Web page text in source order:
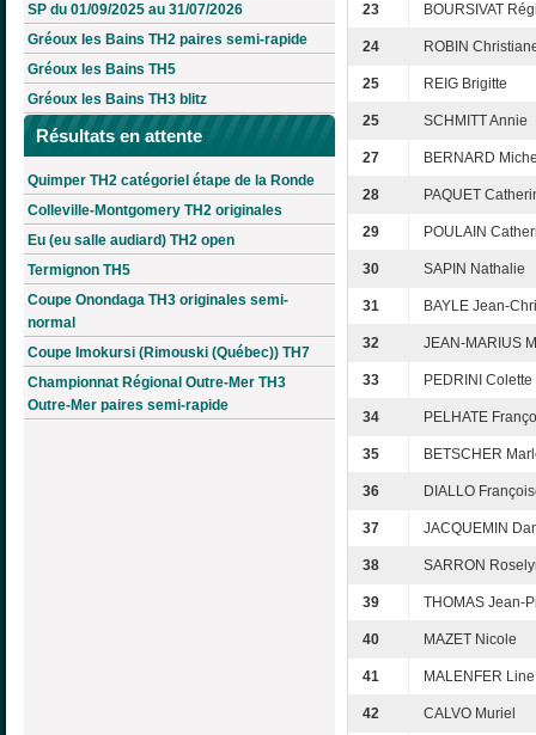
SP du 01/09/2025 au 31/07/2026
Gréoux les Bains TH2 paires semi-rapide
Gréoux les Bains TH5
Gréoux les Bains TH3 blitz
Résultats en attente
Quimper TH2 catégoriel étape de la Ronde
Colleville-Montgomery TH2 originales
Eu (eu salle audiard) TH2 open
Termignon TH5
Coupe Onondaga TH3 originales semi-
normal
Coupe Imokursi (Rimouski (Québec)) TH7
Championnat Régional Outre-Mer TH3
Outre-Mer paires semi-rapide
23 BOURSIVAT
24 ROBIN
25 REIG Brigitte
25 SCHMITT Annie
27 BERNARD
28 PAQUET
29 POULAIN
30 SAPIN Nathalie
31 BAYLE Jean-
32 JEAN-MARIUS
33 PEDRINI Colette
34 PELHATE
35 BETSCHER
36 DIALLO
37 JACQUEMIN
38 SARRON
39 THOMAS Jean-
40 MAZET Nicole
41 MALENFER Line
42 CALVO Muriel